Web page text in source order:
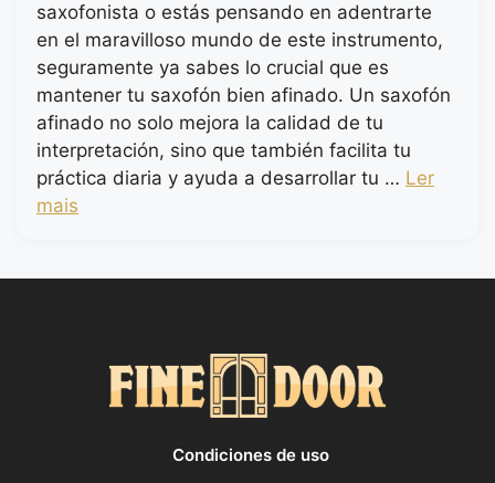
saxofonista o estás pensando en adentrarte
en el maravilloso mundo de este instrumento,
seguramente ya sabes lo crucial que es
mantener tu saxofón bien afinado. Un saxofón
afinado no solo mejora la calidad de tu
interpretación, sino que también facilita tu
práctica diaria y ayuda a desarrollar tu … Ler
mais
Condiciones de uso